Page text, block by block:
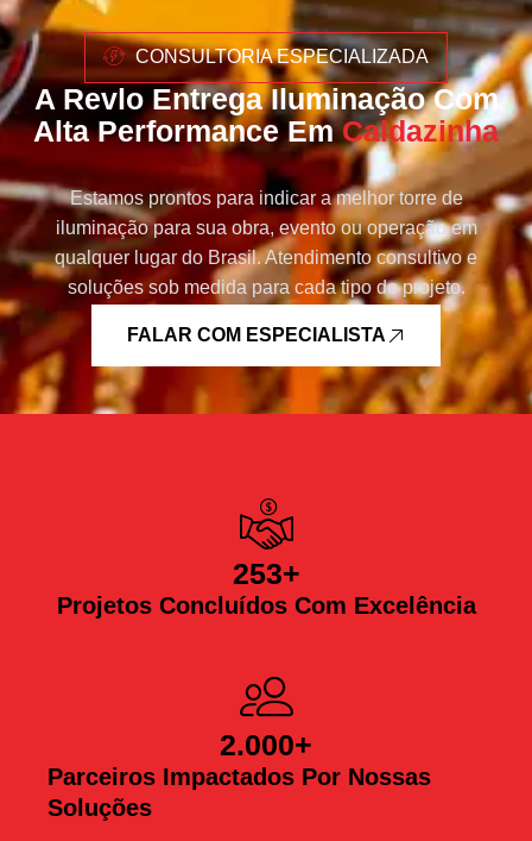
CONSULTORIA ESPECIALIZADA
A Revlo Entrega Iluminação Com
Alta Performance EmCaldazinha
Estamos prontos para indicar a melhor torre de
iluminação para sua obra, evento ou operação em
qualquer lugar do Brasil. Atendimento consultivo e
soluções sob medida para cada tipo de projeto.
FALAR COM ESPECIALISTA
Projetos Concluídos Com Excelência
253+
Parceiros Impactados Por Nossas
Soluções
2.000+